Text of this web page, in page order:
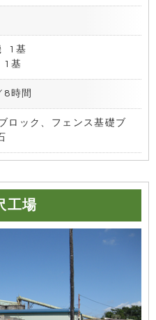
1基
1基
8時間
ロック、フェンス基礎ブ
工場